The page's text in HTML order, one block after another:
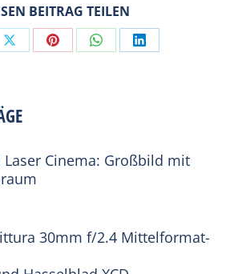
BEITRAG TEILEN
Share Share Share Share
Laser Cinema: Großbild mit
30mm f/2.4 Mittelformat-